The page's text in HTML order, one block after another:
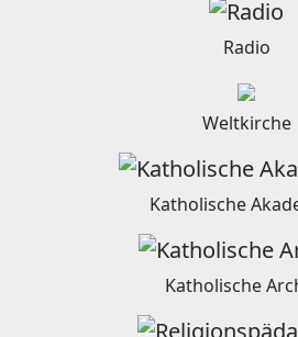
Radio
Weltkirche
Katholische
Katholische